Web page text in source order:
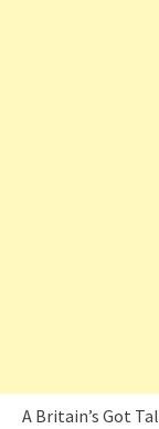
A Britain’s Got